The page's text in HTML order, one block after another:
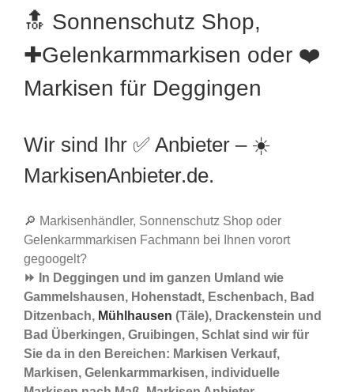
🔝 Sonnenschutz Shop,
✚Gelenkarmmarkisen oder ❤️
Markisen für Deggingen
Wir sind Ihr ✅ Anbieter – ☀️
MarkisenAnbieter.de.
🔎 Markisenhändler, Sonnenschutz Shop oder
Gelenkarmmarkisen Fachmann bei Ihnen vorort
gegoogelt?
⏩ In Deggingen und im ganzen Umland wie
Gammelshausen, Hohenstadt, Eschenbach, Bad
Ditzenbach, Mühlhausen (Täle), Drackenstein und
Bad Überkingen, Gruibingen, Schlat sind wir für
Sie da in den Bereichen: Markisen Verkauf,
Markisen, Gelenkarmmarkisen, individuelle